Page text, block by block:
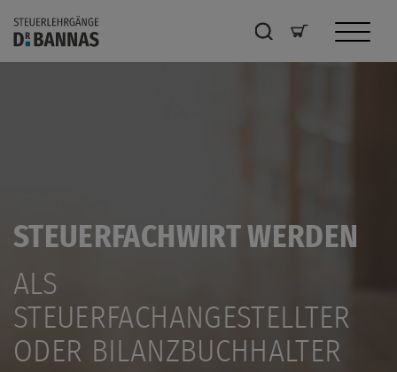
STEUERFACHWIRT WERDEN
ALS
STEUERFACHANGESTELLTER
ODER BILANZBUCHHALTER